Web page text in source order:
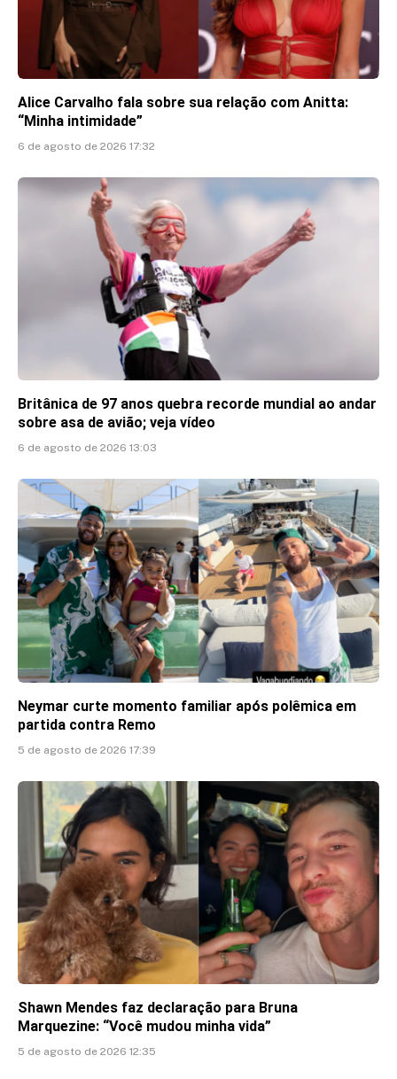
Alice Carvalho fala sobre sua relação com Anitta:
“Minha intimidade”
6 de agosto de 2026 17:32
Britânica de 97 anos quebra recorde mundial ao andar
sobre asa de avião; veja vídeo
6 de agosto de 2026 13:03
Neymar curte momento familiar após polêmica em
partida contra Remo
5 de agosto de 2026 17:39
Shawn Mendes faz declaração para Bruna
Marquezine: “Você mudou minha vida”
5 de agosto de 2026 12:35